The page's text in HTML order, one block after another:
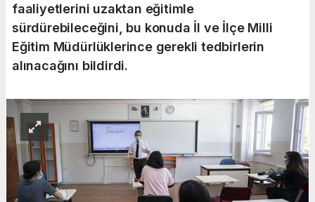
faaliyetlerini uzaktan eğitimle
sürdürebileceğini, bu konuda İl ve İlçe Milli
Eğitim Müdürlüklerince gerekli tedbirlerin
alınacağını bildirdi.